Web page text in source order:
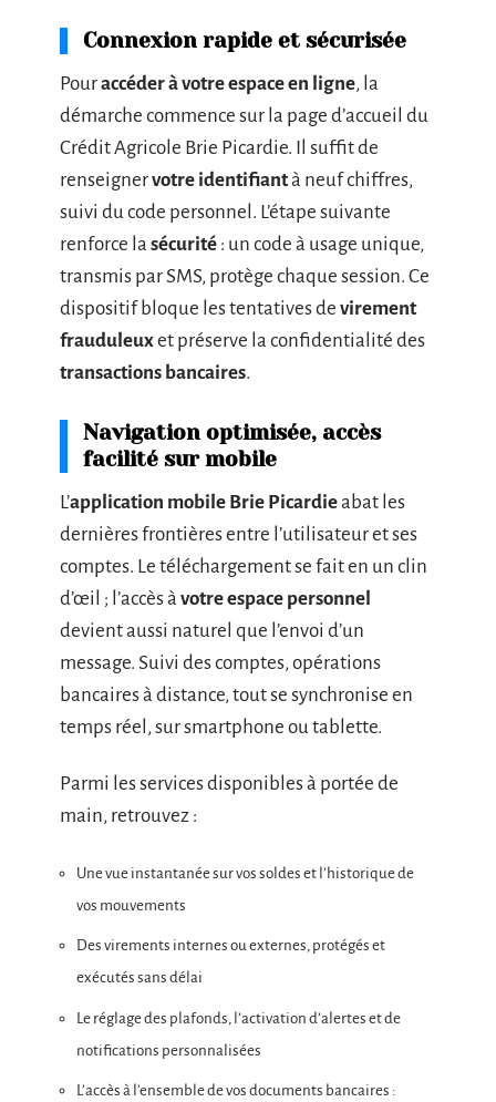
Connexion rapide et sécurisée
Pouraccéder à votre espace en ligne, la
démarche commence sur la page d’accueil du
Crédit Agricole Brie Picardie. Il suffit de
renseignervotre identifiantà neuf chiffres,
suivi du code personnel. L’étape suivante
renforce la sécurité : un code à usage unique,
transmis par SMS, protège chaque session. Ce
dispositif bloque les tentatives de virement
frauduleuxet préserve la confidentialité des
transactions bancaires.
Navigation optimisée, accès
facilité sur mobile
L’application mobile Brie Picardieabat les
dernières frontières entre l’utilisateur et ses
comptes. Le téléchargement se fait en un clin
d’œil ; l’accès à votre espace personnel
devient aussi naturel que l’envoi d’un
message. Suivi des comptes, opérations
bancaires à distance, tout se synchronise en
temps réel, sur smartphone ou tablette.
Parmi les services disponibles à portée de
main, retrouvez :
Une vue instantanée sur vos soldes et l’historique de
vos mouvements
Des virements internes ou externes, protégés et
exécutés sans délai
Le réglage des plafonds, l’activation d’alertes et de
notifications personnalisées
L’accès à l’ensemble de vos documents bancaires :